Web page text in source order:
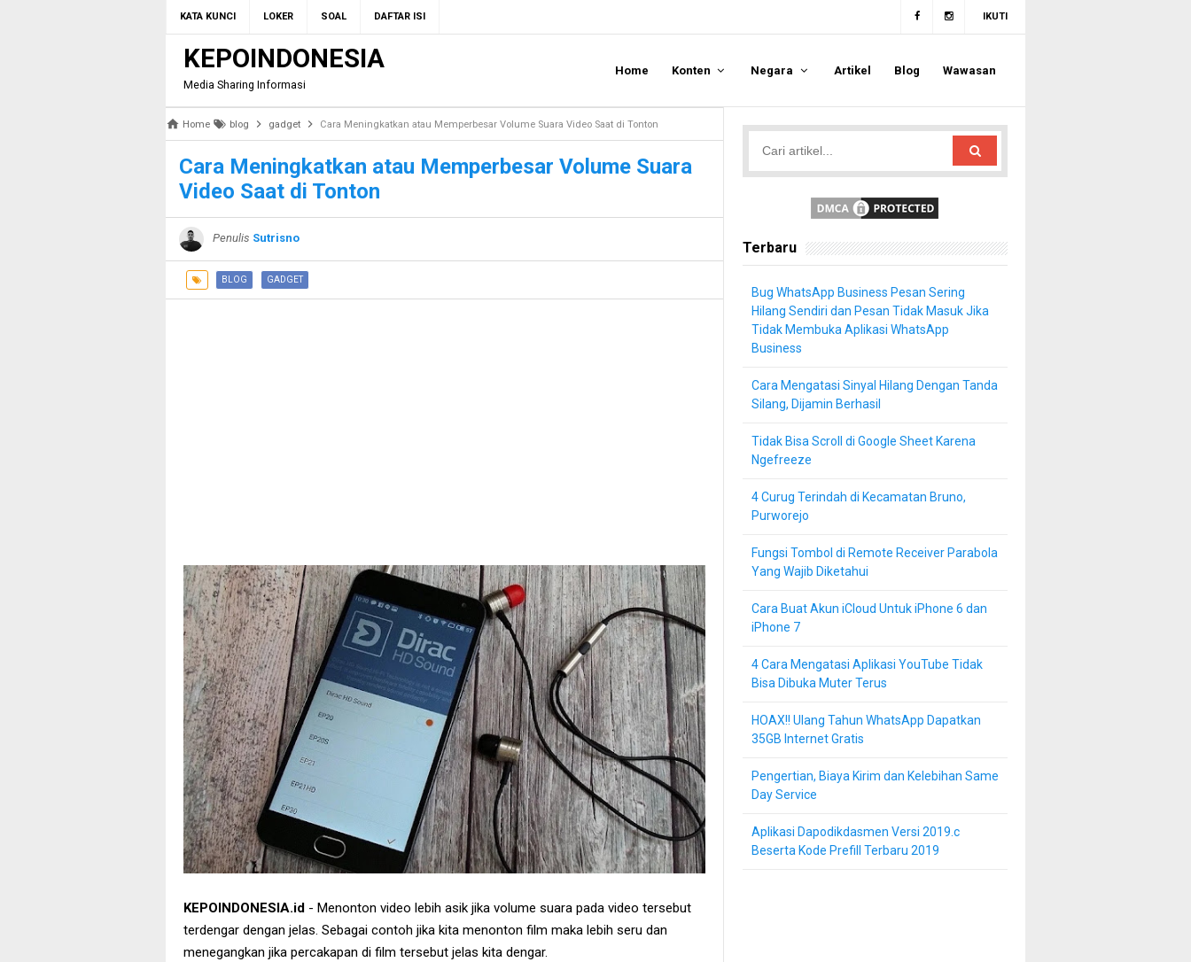
KATA KUNCI LOKER SOAL DAFTAR ISI IKUTI
KEPOINDONESIA
Media Sharing Informasi
Home Konten Negara Artikel Blog Wawasan
Home blog gadget Cara Meningkatkan atau Memperbesar Volume Suara Video Saat di Tonton
Cara Meningkatkan atau Memperbesar Volume Suara
Video Saat di Tonton
Penulis Sutrisno
BLOG GADGET
KEPOINDONESIA.id - Menonton video lebih asik jika volume suara pada video tersebut
terdengar dengan jelas. Sebagai contoh jika kita menonton film maka lebih seru dan
menegangkan jika percakapan di film tersebut jelas kita dengar.
Terbaru
Bug WhatsApp Business Pesan Sering
Hilang Sendiri dan Pesan Tidak Masuk Jika
Tidak Membuka Aplikasi WhatsApp
Business
Cara Mengatasi Sinyal Hilang Dengan Tanda
Silang, Dijamin Berhasil
Tidak Bisa Scroll di Google Sheet Karena
Ngefreeze
4 Curug Terindah di Kecamatan Bruno,
Purworejo
Fungsi Tombol di Remote Receiver Parabola
Yang Wajib Diketahui
Cara Buat Akun iCloud Untuk iPhone 6 dan
iPhone 7
4 Cara Mengatasi Aplikasi YouTube Tidak
Bisa Dibuka Muter Terus
HOAX!! Ulang Tahun WhatsApp Dapatkan
35GB Internet Gratis
Pengertian, Biaya Kirim dan Kelebihan Same
Day Service
Aplikasi Dapodikdasmen Versi 2019.c
Beserta Kode Prefill Terbaru 2019